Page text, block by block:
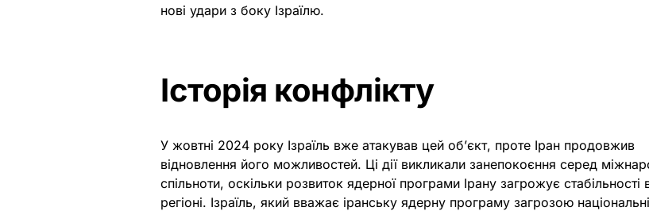
нові удари з боку Ізраїлю.
Історія конфлікту
У жовтні 2024 року Ізраїль вже атакував цей об’єкт, проте Іран продовжив
відновлення його можливостей. Ці дії викликали занепокоєння серед
спільноти, оскільки розвиток ядерної програми Ірану загрожує стабільності
регіоні. Ізраїль, який вважає іранську ядерну програму загрозою